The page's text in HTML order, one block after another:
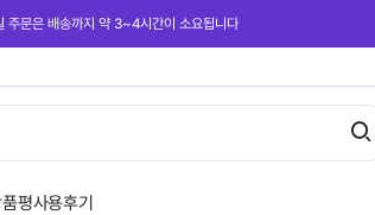
주문은 배송까지 약 3~4시간이 소요됩니다
평사용후기